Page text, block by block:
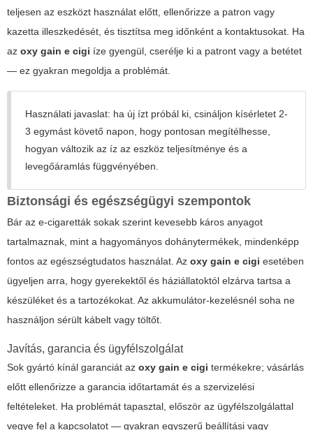
teljesen az eszközt használat előtt, ellenőrizze a patron vagy
kazetta illeszkedését, és tisztítsa meg időnként a kontaktusokat. Ha
az oxy gain e cigi íze gyengül, cserélje ki a patront vagy a betétet
— ez gyakran megoldja a problémát.
Használati javaslat: ha új ízt próbál ki, csináljon kísérletet 2-
3 egymást követő napon, hogy pontosan megítélhesse,
hogyan változik az íz az eszköz teljesítménye és a
levegőáramlás függvényében.
Biztonsági és egészségügyi szempontok
Bár az e-cigaretták sokak szerint kevesebb káros anyagot
tartalmaznak, mint a hagyományos dohánytermékek, mindenképp
fontos az egészségtudatos használat. Az oxy gain e cigi esetében
ügyeljen arra, hogy gyerekektől és háziállatoktól elzárva tartsa a
készüléket és a tartozékokat. Az akkumulátor-kezelésnél soha ne
használjon sérült kábelt vagy töltőt.
Javítás, garancia és ügyfélszolgálat
Sok gyártó kínál garanciát az oxy gain e cigi termékekre; vásárlás
előtt ellenőrizze a garancia időtartamát és a szervizelési
feltételeket. Ha problémát tapasztal, először az ügyfélszolgálattal
vegye fel a kapcsolatot — gyakran egyszerű beállítási vagy